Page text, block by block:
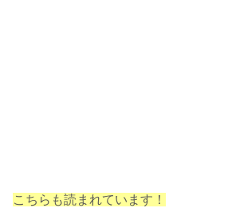
こちらも読まれています！